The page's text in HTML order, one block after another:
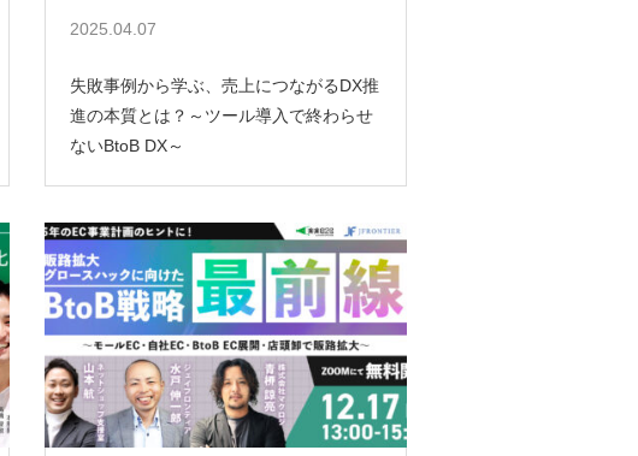
2025.04.07
失敗事例から学ぶ、売上につながるDX推
進の本質とは？～ツール導入で終わらせ
ないBtoB DX～